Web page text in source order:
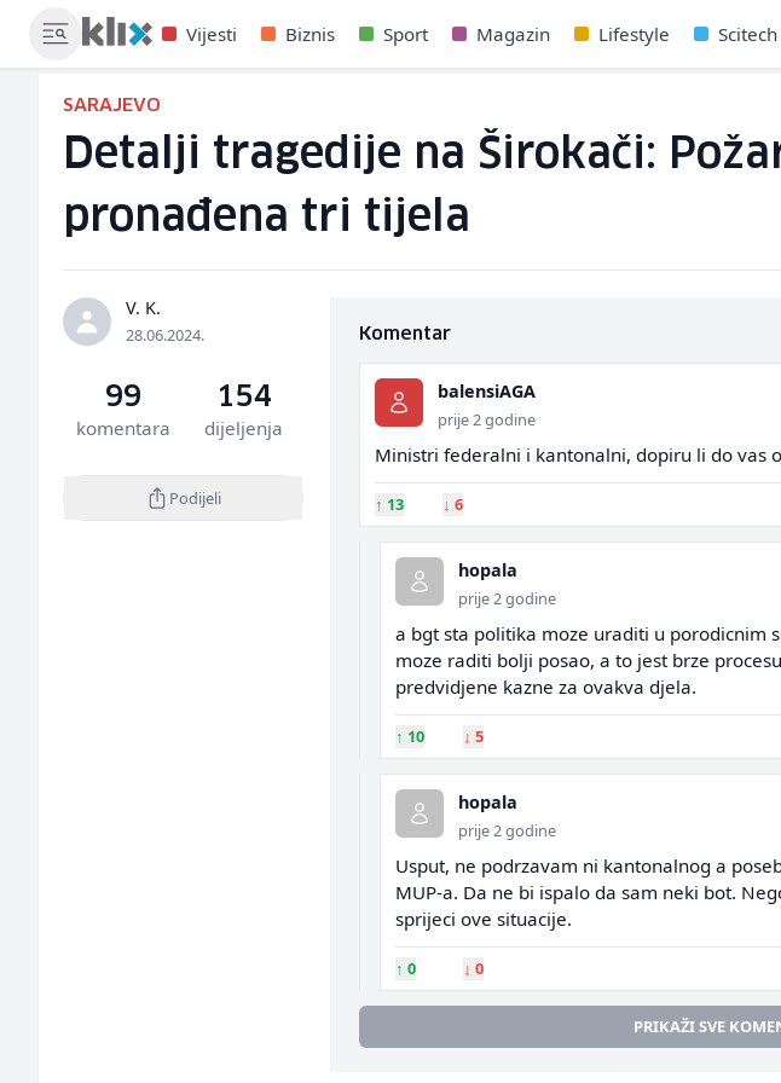
Vijesti Biznis Sport Magazin Lifestyle Scitech
SARAJEVO
Detalji tragedije na Širokači:
pronađena tri tijela
V. K.
28.06.2024.
99
komentara
154
dijeljenja
Podijeli
Komentar
balensiAGA
prije 2 godine
Ministri federalni i kantonalni, dopiru li do vas
↑ 13 ↓ 6
hopala
prije 2 godine
a bgt sta politika moze uraditi u porodicnim
moze raditi bolji posao, a to jest brze
predvidjene kazne za ovakva djela.
↑ 10 ↓ 5
hopala
prije 2 godine
Usput, ne podrzavam ni kantonalnog a
MUP-a. Da ne bi ispalo da sam neki bot.
sprijeci ove situacije.
↑ 0 ↓ 0
PRIKAŽI SVE